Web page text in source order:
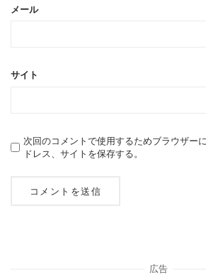
メール
サイト
次回のコメントで使用するためブラウザー
ドレス、サイトを保存する。
広告